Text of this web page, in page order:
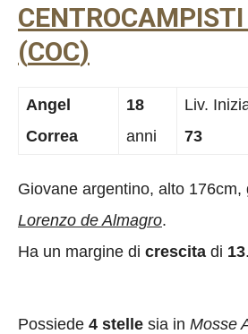
(COC)
Angel
Correa
18
anni
Liv.
73
Giovane argentino, alto 176cm,
Lorenzo de Almagro.
Ha un margine di crescita di 13.
Possiede 4 stelle sia in Mosse